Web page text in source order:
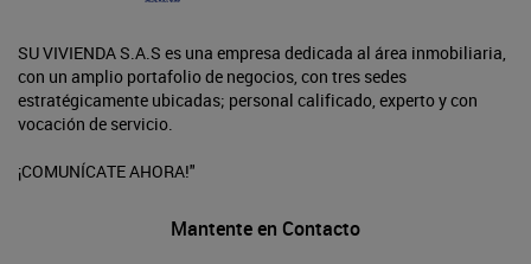
SU VIVIENDA S.A.S es una empresa dedicada al área inmobiliaria,
con un amplio portafolio de negocios, con tres sedes
estratégicamente ubicadas; personal calificado, experto y con
vocación de servicio.
¡COMUNÍCATE AHORA!"
Mantente en Contacto